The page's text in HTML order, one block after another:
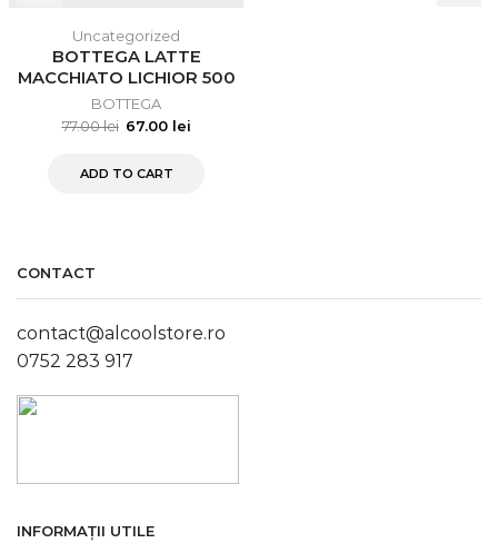
Uncategorized
BOTTEGA LATTE
MACCHIATO LICHIOR 500
ML
BOTTEGA
77.00lei 67.00 lei
ADD TO CART
CONTACT
contact@alcoolstore.ro
0752 283 917
INFORMAȚII UTILE